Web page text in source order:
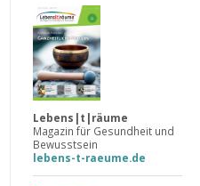
Lebens|t|räume
Magazin für Gesundheit und
Bewusstsein
lebens-t-raeume.de